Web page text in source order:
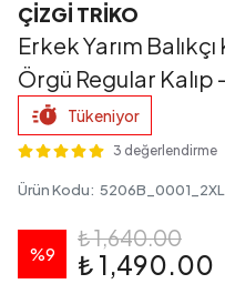
ÇİZGİ TRİKO
Erkek Yarım
Örgü Regular Kalıp
Tükeniyor
3 değerlendirme
Ürün Kodu: 5206B_0001_2XL
%9
₺ 1,640.00
₺ 1,490.00